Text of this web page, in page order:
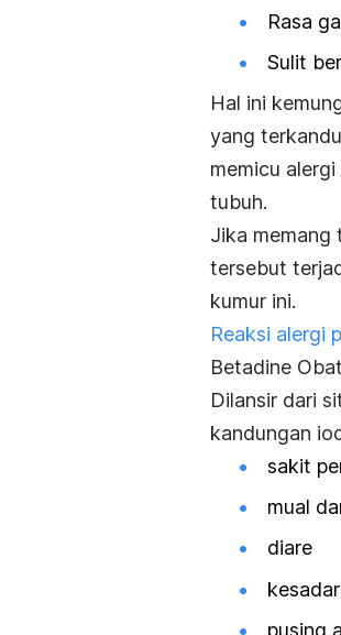
Rasa
Sulit
Hal ini
yang
memicu
tubuh.
Jika memang
tersebut
kumur ini.
Reaksi alergi
Betadine
Dilansir dari
kandungan
sakit
mual
diare
pusing